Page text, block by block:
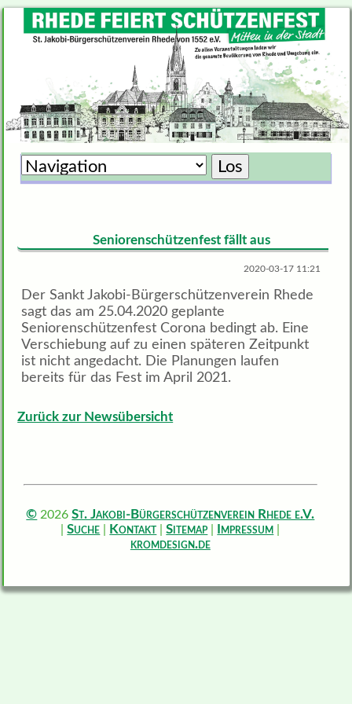
Zielseite
Seniorenschützenfest fällt aus
2020-03-17 11:21
Der Sankt Jakobi-Bürgerschützenverein Rhede
sagt das am 25.04.2020 geplante
Seniorenschützenfest Corona bedingt ab. Eine
Verschiebung auf zu einen späteren Zeitpunkt
ist nicht angedacht. Die Planungen laufen
bereits für das Fest im April 2021.
Zurück zur Newsübersicht
© 2026St. Jakobi-Bürgerschützenverein Rhede e.V.
|Suche Kontakt |Sitemap Impressum
kromdesign.de